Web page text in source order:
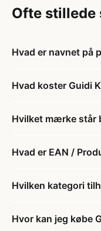
Ofte stillede
Hvad er navnet på
Hvad koster Guidi
Hvilket mærke står
Hvad er EAN /
Hvilken kategori
Hvor kan jeg købe